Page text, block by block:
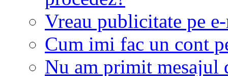
Vreau publicitate pe
Cum imi fac un cont
Nu am primit mesajul